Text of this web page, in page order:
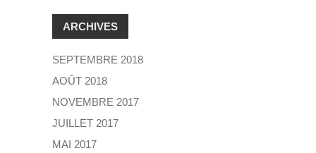
ARCHIVES
SEPTEMBRE 2018
AOÛT 2018
NOVEMBRE 2017
JUILLET 2017
MAI 2017